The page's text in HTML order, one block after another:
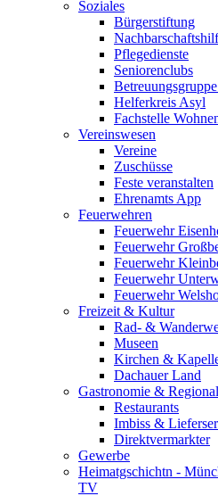
Soziales
Bürgerstiftung
Pflegedienste
Seniorenclubs
Helferkreis Asyl
Fachstelle
Vereinswesen
Vereine
Zuschüsse
Feste veranstalten
Ehrenamts App
Feuerwehren
Feuerwehr
Feuerwehr
Feuerwehr
Feuerwehr
Feuerwehr
Freizeit & Kultur
Rad- &
Museen
Kirchen &
Dachauer Land
Gastronomie &
Restaurants
Imbiss &
Direktvermarkter
Gewerbe
Heimatgschichtn -
TV